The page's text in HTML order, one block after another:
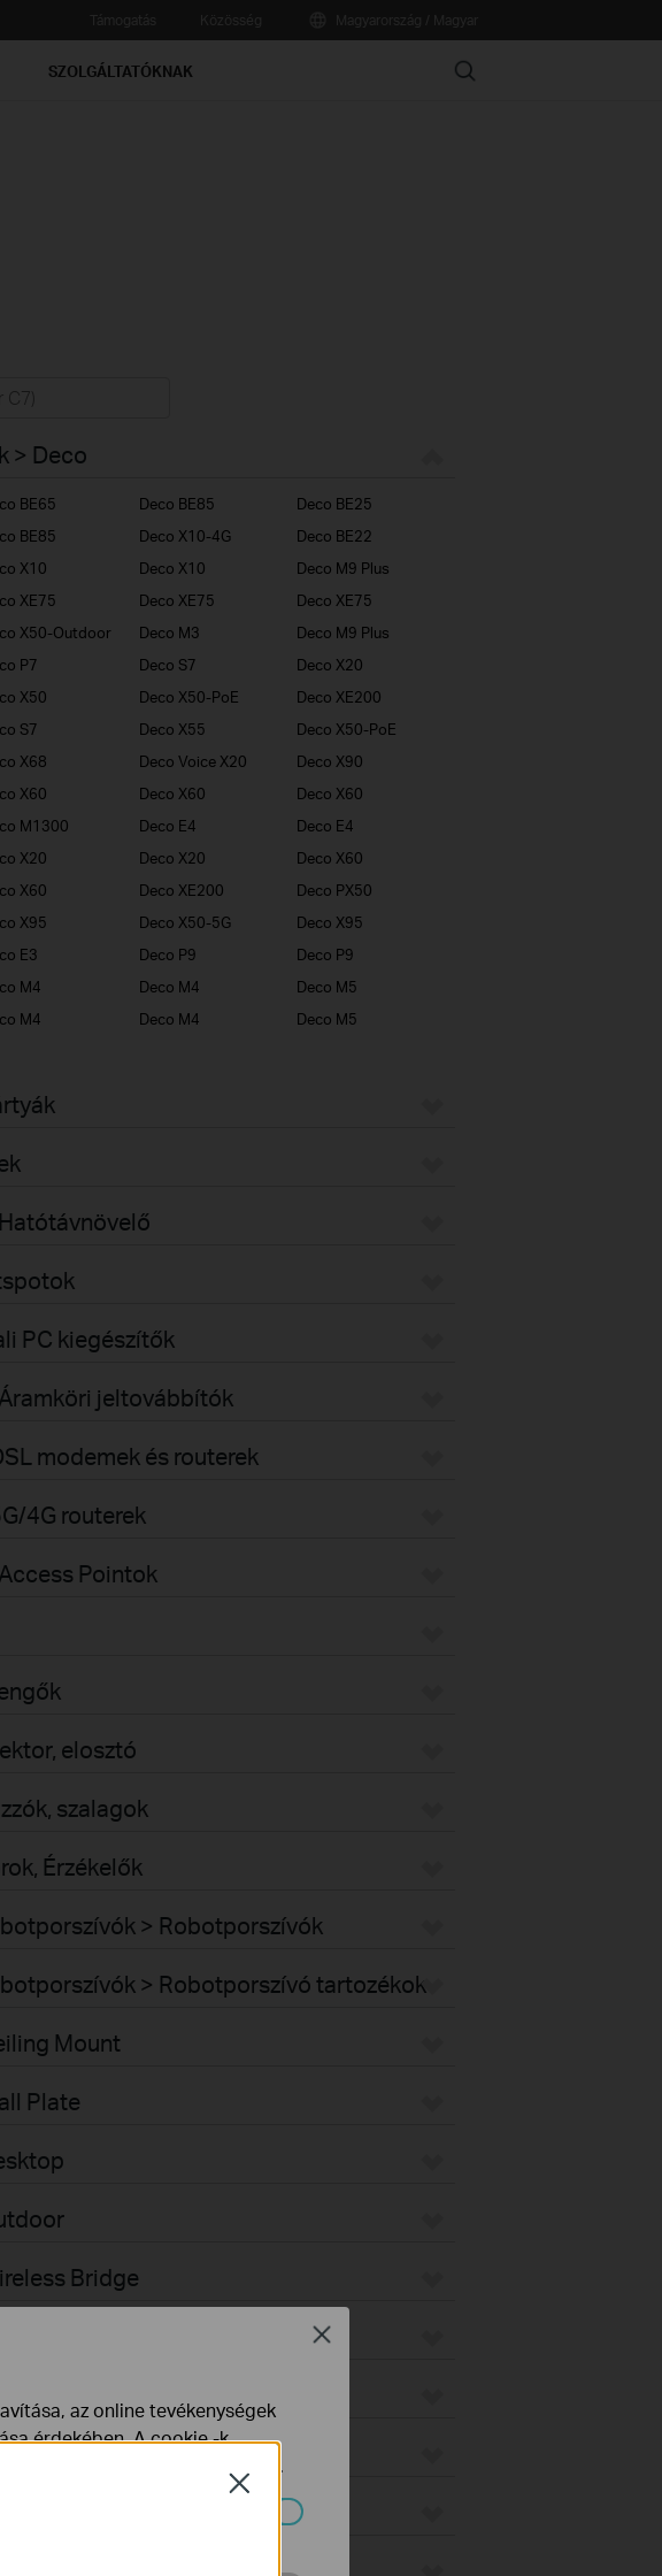
SZOLGÁLTATÓKNAK Search
> Deco
BE65 Deco BE85
Deco BE25
BE85 Deco X10-4G
Deco BE22
X10 Deco X10
Deco M9 Plus
XE75 Deco XE75
Deco XE75
X50-Outdoor Deco M3
Deco M9 Plus
P7 Deco S7
Deco X20
X50 Deco X50-PoE
Deco XE200
S7 Deco X55
Deco X50-PoE
X68 Deco Voice X20
Deco X90
X60 Deco X60
Deco X60
M1300 Deco E4
Deco E4
X20 Deco X20
Deco X60
X60 Deco XE200
Deco PX50
X95 Deco X50-5G
Deco X95
E3 Deco P9
Deco P9
M4 Deco M4
Deco M5
M4 Deco M4
Deco M5
PC kiegészítők
jeltovábbítók
modemek és routerek
4G routerek
Pointok
elosztó
szalagok
Érzékelők
> Robotporszívók
> Robotporszívó tartozékok
Mount
Plate
Bridge
> Campus
Access Pro
Access Plus
Close
az online tevékenységek
érdekében. A cookie -k
talál.
le a rendszereiben.
Close